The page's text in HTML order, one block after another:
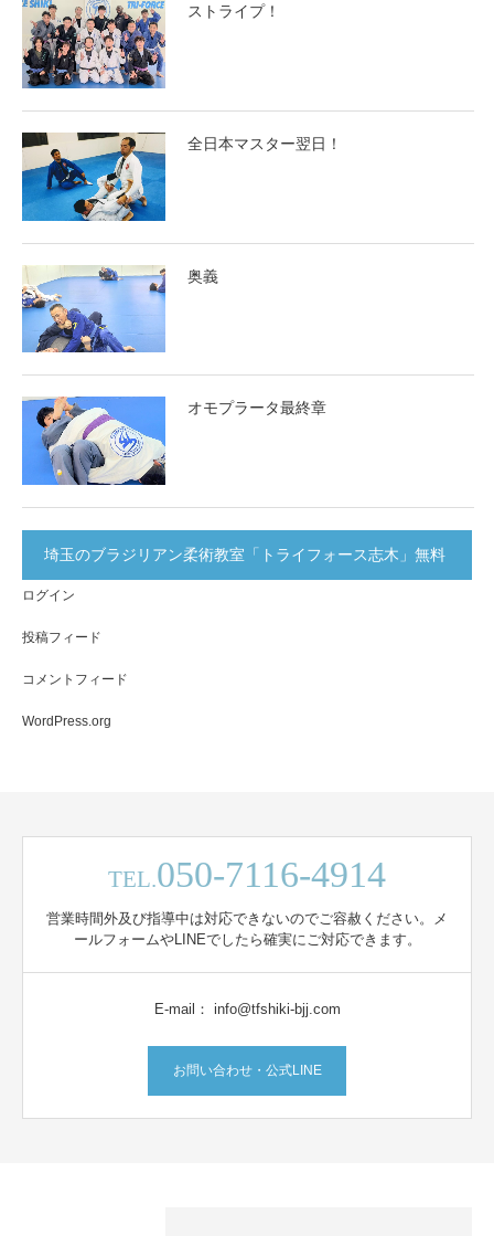
ストライプ！
全日本マスター翌日！
奥義
オモプラータ最終章
埼玉のブラジリアン柔術教室「トライフォース志木」無料
体験実施中！
ログイン
投稿フィード
コメントフィード
WordPress.org
TEL.050-7116-4914
営業時間外及び指導中は対応できないのでご容赦ください。メ
ールフォームやLINEでしたら確実にご対応できます。
E-mail： info@tfshiki-bjj.com
お問い合わせ・公式LINE